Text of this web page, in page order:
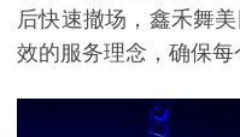
后快速撤场，鑫禾舞
效的服务理念，确保每